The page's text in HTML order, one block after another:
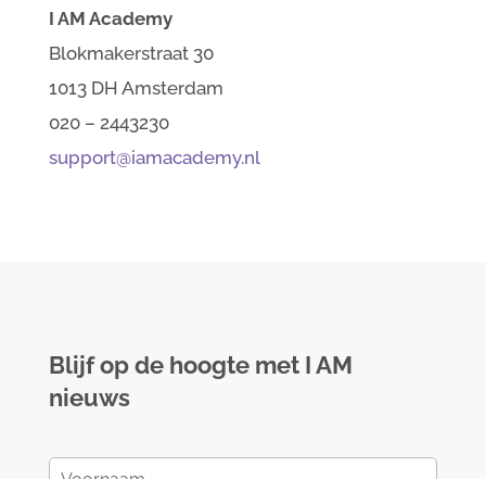
I AM Academy
Blokmakerstraat 30
1013 DH Amsterdam
020 – 2443230
support@iamacademy.nl
Blijf op de hoogte met I AM
nieuws